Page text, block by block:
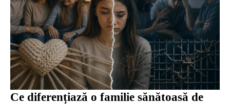
Ce diferențiază o familie sănătoasă de